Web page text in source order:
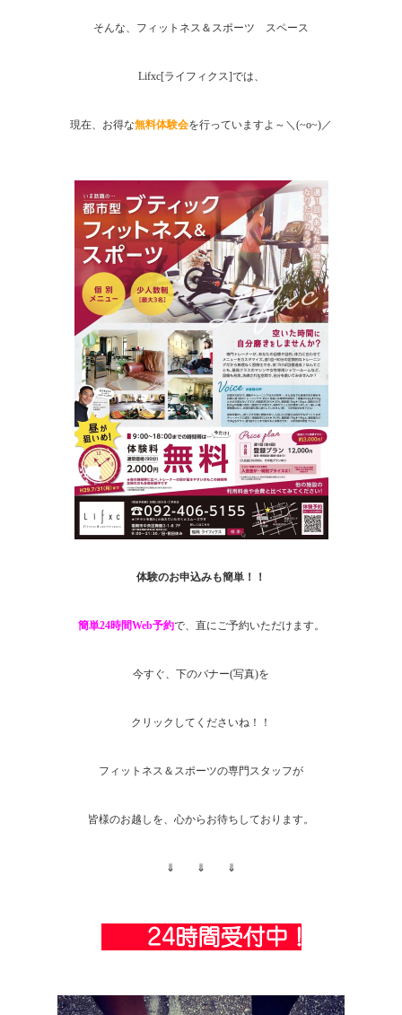
そんな、フィットネス＆スポーツ スペース
Lifxc[ライフィクス]では、
現在、お得な無料体験会を行っていますよ～＼(~o~)／
体験のお申込みも簡単！！
簡単24時間Web予約で、直にご予約いただけます。
今すぐ、下のバナー(写真)を
クリックしてくださいね！！
フィットネス＆スポーツの専門スタッフが
皆様のお越しを、心からお待ちしております。
⇓ ⇓ ⇓